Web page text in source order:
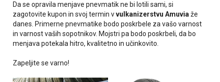
Da se opravila menjave pnevmatik ne bi lotili sami, si
zagotovite kupon in svoj termin vvulkanizerstvuAmuvia že
danes. Primerne pnevmatike bodo poskrbele za vašo varnost
in varnost vaših sopotnikov. Mojstri pa bodo poskrbeli, da bo
menjava potekala hitro, kvalitetno in učinkovito.
Zapeljite se varno!